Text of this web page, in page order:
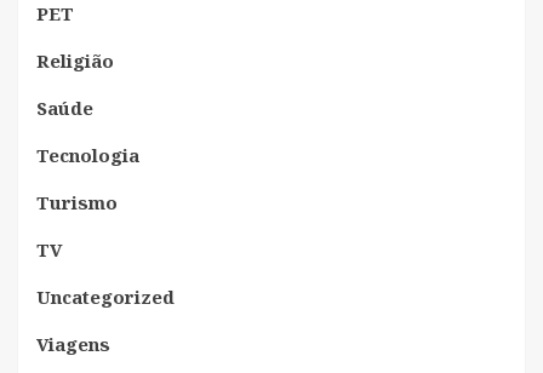
PET
Religião
Saúde
Tecnologia
Turismo
TV
Uncategorized
Viagens